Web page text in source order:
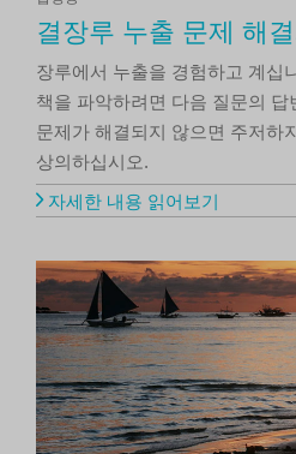
결장루 누출 문제 해
장루에서 누출을 경험하고 계십
책을 파악하려면 다음 질문의
문제가 해결되지 않으면 주저하
상의하십시오.
자세한 내용 읽어보기